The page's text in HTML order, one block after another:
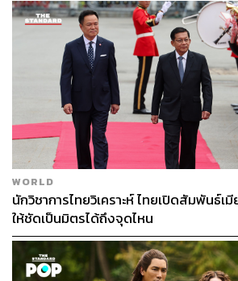
WORLD
นักวิชาการไทยวิเคราะห์ ไทยเปิดสัมพันธ์เ
ให้ชัดเป็นมิตรได้ถึงจุดไหน